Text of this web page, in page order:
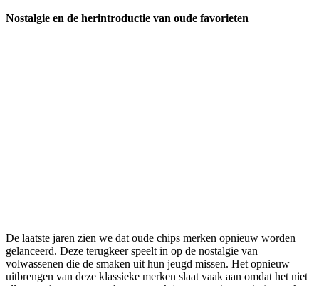
Nostalgie en de herintroductie van oude favorieten
De laatste jaren zien we dat oude chips merken opnieuw worden
gelanceerd. Deze terugkeer speelt in op de nostalgie van
volwassenen die de smaken uit hun jeugd missen. Het opnieuw
uitbrengen van deze klassieke merken slaat vaak aan omdat het niet